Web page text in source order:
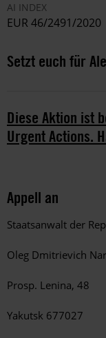
AI INDEX
EUR 46/2491/2020
Setzt euch für
Diese Aktion ist
Urgent Actions.
Appell an
Staatsanwalt der
Oleg Dmitrievich
Prosp. Lenina, 48
Yakutsk 677027